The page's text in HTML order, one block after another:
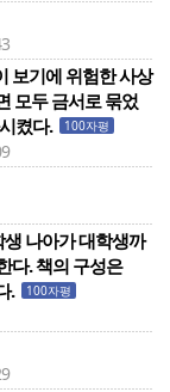
보기에 위험한 사상
모두 금서로 묶었
켰다.
100자평
나아가 대학생까
다. 책의 구성은
.
100자평